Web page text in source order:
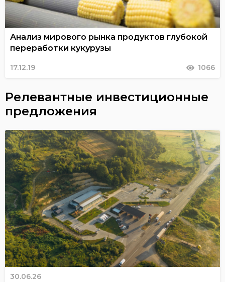
Анализ мирового рынка продуктов глубокой
переработки кукурузы
17.12.19 1066
Релевантные инвестиционные
предложения
30.06.26